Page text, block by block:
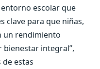
escolar que
clave para que niñas,
un rendimiento
integral”,
estas